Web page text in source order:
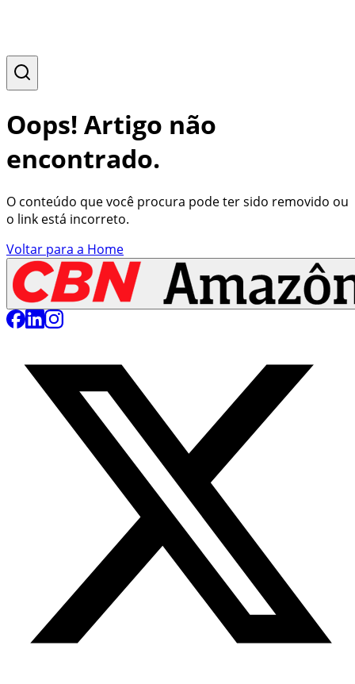
Oops! Artigo não
encontrado.
O conteúdo que você procura pode ter sido removido ou
o link está incorreto.
Voltar para a Home